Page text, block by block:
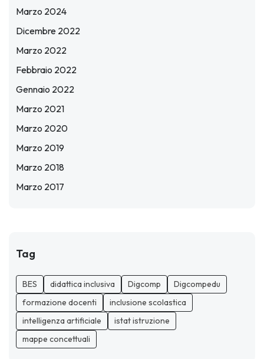
Marzo 2024
Dicembre 2022
Marzo 2022
Febbraio 2022
Gennaio 2022
Marzo 2021
Marzo 2020
Marzo 2019
Marzo 2018
Marzo 2017
Tag
BES didattica inclusiva Digcomp
Digcompedu
formazione docenti
inclusione scolastica
intelligenza artificiale
istat istruzione
mappe concettuali